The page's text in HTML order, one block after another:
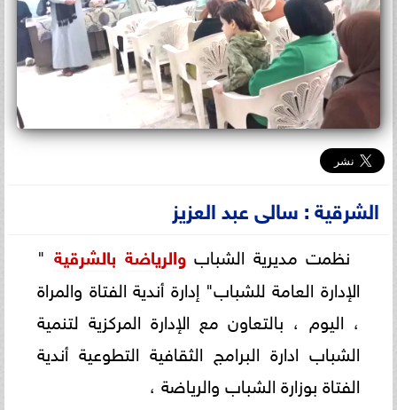
الشرقية : سالى عبد العزيز
نظمت مديرية الشبابوالرياضة بالشرقية "
الإدارة العامة للشباب" إدارة أندية الفتاة والمراة
، اليوم ، بالتعاون مع الإدارة المركزية لتنمية
الشباب ادارة البرامج الثقافية التطوعية أندية
الفتاة بوزارة الشباب والرياضة ،